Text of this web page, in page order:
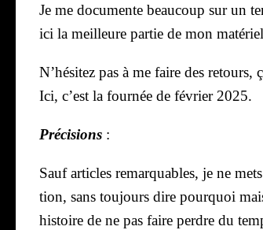
Je me docu­mente beau­coup sur un
ici la meilleure par­tie de mon
N’hé­si­tez pas à me faire des retours,
Ici, c’est la four­née de février 2025.
Pré­ci­sions :
Sauf articles remar­quables, je ne mets
tion, sans tou­jours dire pour­quoi
his­toire de ne pas faire perdre du